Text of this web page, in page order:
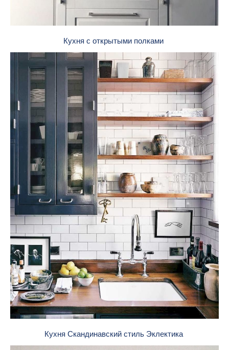
Кухня с открытыми полками
Кухня Скандинавский стиль Эклектика